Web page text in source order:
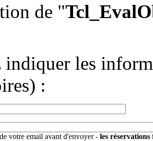
de "
les
:
votre email avant d'envoyer - les réservations